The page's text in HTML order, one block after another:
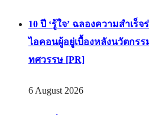
10 ปี ‘รู้ใจ’ ฉลองความสำเร็
ไอคอนผู้อยู่เบื้องหลังนวัตกร
ทศวรรษ [PR]
6 August 2026